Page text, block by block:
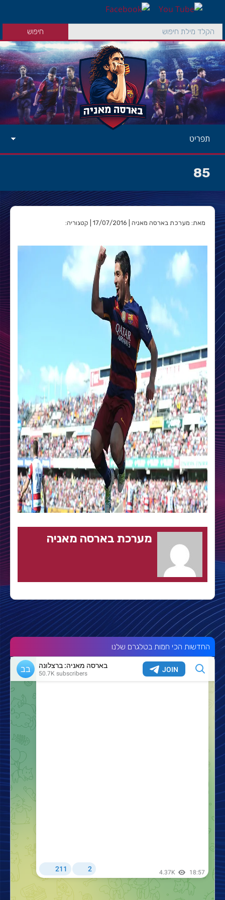
תפריט
85
מאת: מערכת בארסה מאניה | 17/07/2016 | קטגוריה:
מערכת בארסה מאניה
החדשות הכי חמות בטלגרם שלנו